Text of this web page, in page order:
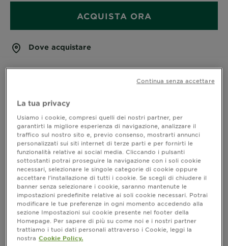
luminosa e liscia. In una settimana: L'incarnato risulta
*Derivato di Vitamina C. 1Test di autovalutazione - 116
applicazioni durante una settimana.
ACQUISTA ORA
Dove acquistare
CLOSE SUBPANEL
COME SI USA
CLOSE SUBPANEL
INGREDIENTI
CLOSE SUBPANEL
RISULTATI
La tua privacy
Usiamo i cookie, compresi quelli dei nostri partner, per
garantirti la migliore esperienza di navigazione, analizzare il
traffico sul nostro sito e, previo consenso, mostrarti annunci
personalizzati sui siti internet di terze parti e per fornirti le
funzionalità relative ai social media. Cliccando i pulsanti
sottostanti potrai proseguire la navigazione con i soli cookie
necessari, selezionare le singole categorie di cookie oppure
accettare l’installazione di tutti i cookie. Se scegli di chiudere il
banner senza selezionare i cookie, saranno mantenute le
impostazioni predefinite relative ai soli cookie necessari. Potrai
modificare le tue preferenze in ogni momento accedendo alla
sezione Impostazioni sui cookie presente nel footer della
Homepage. Per sapere di più su come noi e i nostri partner
trattiamo i tuoi dati personali attraverso i Cookie, leggi la
nostra Cookie Policy.
Continua senza accettare